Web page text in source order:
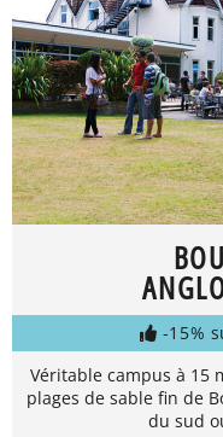
-15%
Véritable campus à 15
plages de sable fin de
du sud